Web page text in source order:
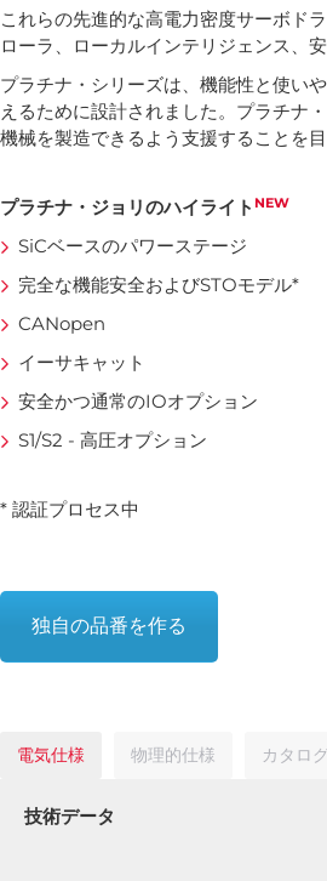
これらの先進的な高電力密度サーボド
ローラ、ローカルインテリジェンス、
プラチナ・シリーズは、機能性と使い
えるために設計されました。プラチナ
機械を製造できるよう支援することを目
プラチナ・ジョリのハイライト NEW
SiCベースのパワーステージ
完全な機能安全およびSTOモデル*
CANopen
イーサキャット
安全かつ通常のIOオプション
S1/S2 - 高圧オプション
* 認証プロセス中
独自の品番を作る
電気仕様 物理的仕様 カタロ
技術データ